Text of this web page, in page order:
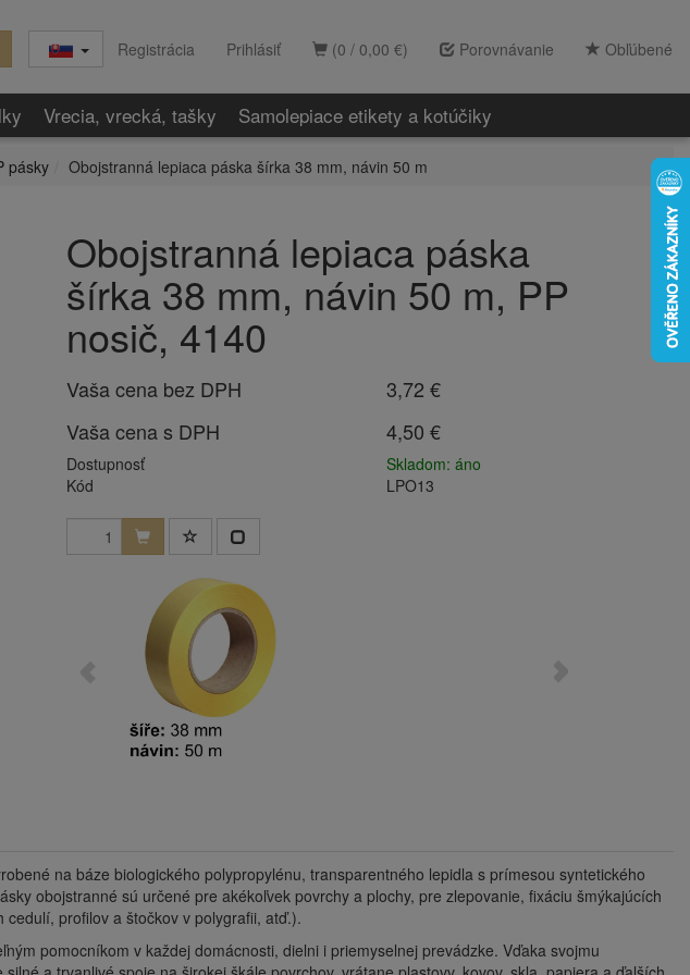
(0 / 0,00 €) Porovnávanie Obľúbené
Registrácia Prihlásiť
Vrecia, vrecká, tašky Samolepiace etikety a kotúčiky
pásky Obojstranná lepiaca páska šírka 38 mm, návin 50 m
Obojstranná lepiaca páska
šírka 38 mm, návin 50 m, PP
nosič, 4140
Vaša cena bez DPH
3,72 €
Vaša cena s DPH
4,50 €
Dostupnosť
Skladom: áno
Kód
LPO13
na báze biologického polypropylénu, transparentného lepidla s prímesou syntetického
obojstranné sú určené pre akékoľvek povrchy a plochy, pre zlepovanie, fixáciu šmýkajúcích
profilov a štočkov v polygrafii, atď.).
pomocníkom v každej domácnosti, dielni i priemyselnej prevádzke. Vďaka svojmu